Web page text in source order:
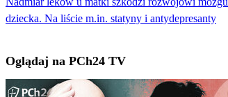
dziecka. Na liście m.in. statyny i antydepresanty
Oglądaj na PCh24 TV